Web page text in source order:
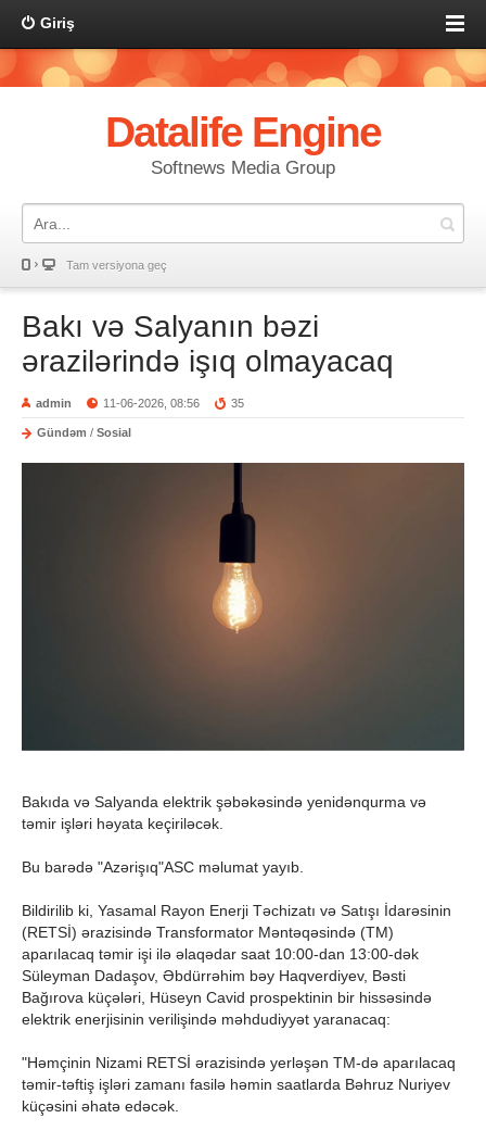
Giriş
Datalife Engine
Softnews Media Group
Tam versiyona geç
Bakı və Salyanın bəzi
ərazilərində işıq olmayacaq
admin 11-06-2026, 08:56 35
Gündəm / Sosial
Bakıda və Salyanda elektrik şəbəkəsində yenidənqurma və
təmir işləri həyata keçiriləcək.
Bu barədə "Azərişıq"ASC məlumat yayıb.
Bildirilib ki, Yasamal Rayon Enerji Təchizatı və Satışı İdarəsinin
(RETSİ) ərazisində Transformator Məntəqəsində (TM)
aparılacaq təmir işi ilə əlaqədar saat 10:00-dan 13:00-dək
Süleyman Dadaşov, Əbdürrəhim bəy Haqverdiyev, Bəsti
Bağırova küçələri, Hüseyn Cavid prospektinin bir hissəsində
elektrik enerjisinin verilişində məhdudiyyət yaranacaq:
"Həmçinin Nizami RETSİ ərazisində yerləşən TM-də aparılacaq
təmir-təftiş işləri zamanı fasilə həmin saatlarda Bəhruz Nuriyev
küçəsini əhatə edəcək.